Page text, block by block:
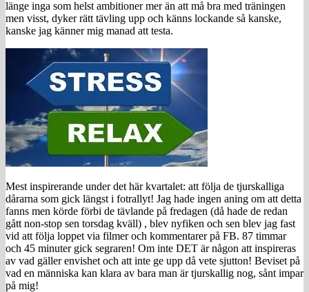
länge inga som helst ambitioner mer än att må bra med träningen
men visst, dyker rätt tävling upp och känns lockande så kanske,
kanske jag känner mig manad att testa.
Mest inspirerande under det här kvartalet: att följa de tjurskalliga
dårarna som gick längst i fotrallyt! Jag hade ingen aning om att detta
fanns men körde förbi de tävlande på fredagen (då hade de redan
gått non-stop sen torsdag kväll) , blev nyfiken och sen blev jag fast
vid att följa loppet via filmer och kommentarer på FB. 87 timmar
och 45 minuter gick segraren! Om inte DET är någon att inspireras
av vad gäller envishet och att inte ge upp då vete sjutton! Beviset på
vad en människa kan klara av bara man är tjurskallig nog, sånt impar
på mig!